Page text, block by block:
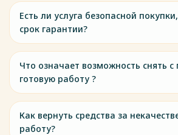
Есть ли услуга безопасной
срок гарантии?
Что означает возможность снять
готовую работу ?
Как вернуть средства за
работу?